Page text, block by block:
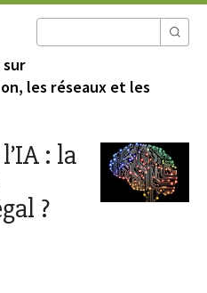
les réseaux et les
: la
?